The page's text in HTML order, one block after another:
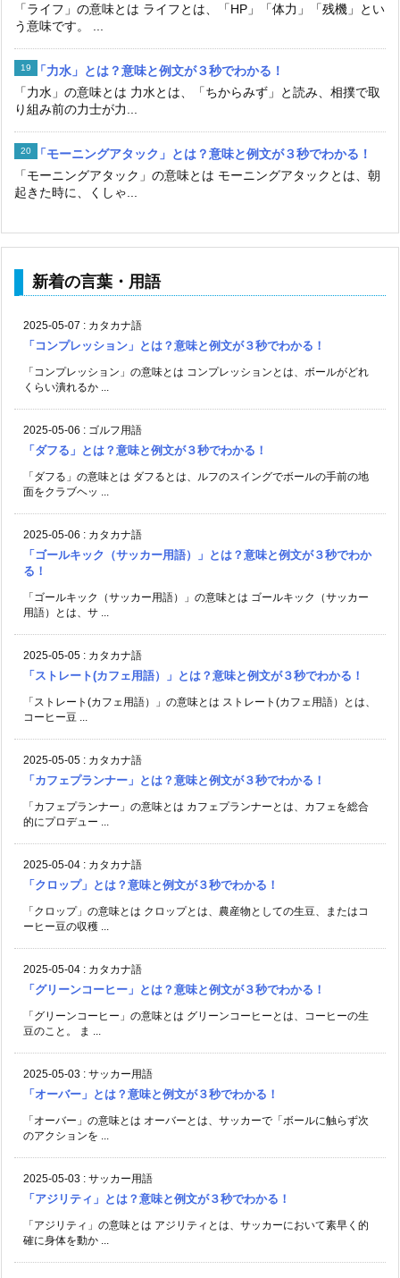
「ライフ」の意味とは ライフとは、「HP」「体力」「残機」とい
う意味です。 ...
「力水」とは？意味と例文が３秒でわかる！
「力水」の意味とは 力水とは、「ちからみず」と読み、相撲で取
り組み前の力士が力...
「モーニングアタック」とは？意味と例文が３秒でわかる！
「モーニングアタック」の意味とは モーニングアタックとは、朝
起きた時に、くしゃ...
新着の言葉・用語
2025-05-07 : カタカナ語
「コンプレッション」とは？意味と例文が３秒でわかる！
「コンプレッション」の意味とは コンプレッションとは、ボールがどれ
くらい潰れるか ...
2025-05-06 : ゴルフ用語
「ダフる」とは？意味と例文が３秒でわかる！
「ダフる」の意味とは ダフるとは、ルフのスイングでボールの手前の地
面をクラブヘッ ...
2025-05-06 : カタカナ語
「ゴールキック（サッカー用語）」とは？意味と例文が３秒でわか
る！
「ゴールキック（サッカー用語）」の意味とは ゴールキック（サッカー
用語）とは、サ ...
2025-05-05 : カタカナ語
「ストレート(カフェ用語）」とは？意味と例文が３秒でわかる！
「ストレート(カフェ用語）」の意味とは ストレート(カフェ用語）とは、
コーヒー豆 ...
2025-05-05 : カタカナ語
「カフェプランナー」とは？意味と例文が３秒でわかる！
「カフェプランナー」の意味とは カフェプランナーとは、カフェを総合
的にプロデュー ...
2025-05-04 : カタカナ語
「クロップ」とは？意味と例文が３秒でわかる！
「クロップ」の意味とは クロップとは、農産物としての生豆、またはコ
ーヒー豆の収穫 ...
2025-05-04 : カタカナ語
「グリーンコーヒー」とは？意味と例文が３秒でわかる！
「グリーンコーヒー」の意味とは グリーンコーヒーとは、コーヒーの生
豆のこと。 ま ...
2025-05-03 : サッカー用語
「オーバー」とは？意味と例文が３秒でわかる！
「オーバー」の意味とは オーバーとは、サッカーで「ボールに触らず次
のアクションを ...
2025-05-03 : サッカー用語
「アジリティ」とは？意味と例文が３秒でわかる！
「アジリティ」の意味とは アジリティとは、サッカーにおいて素早く的
確に身体を動か ...